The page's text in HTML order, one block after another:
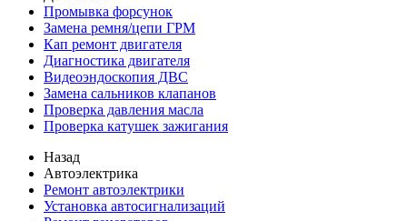
Промывка форсунок
Замена ремня/цепи ГРМ
Кап ремонт двигателя
Диагностика двигателя
Видеоэндоскопия ДВС
Замена сальников клапанов
Проверка давления масла
Проверка катушек зажигания
Назад
Автоэлектрика
Ремонт автоэлектрики
Установка автосигнализаций